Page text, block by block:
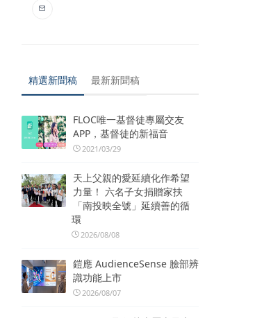
精選新聞稿 最新新聞稿
FLOC唯一基督徒專屬交友
APP，基督徒的新福音
2021/03/29
天上父親的愛延續化作希望
力量！ 六名子女捐贈家扶
「南投映全號」延續善的循
環
2026/08/08
鎧應 AudienceSense 臉部辨
識功能上市
2026/08/07